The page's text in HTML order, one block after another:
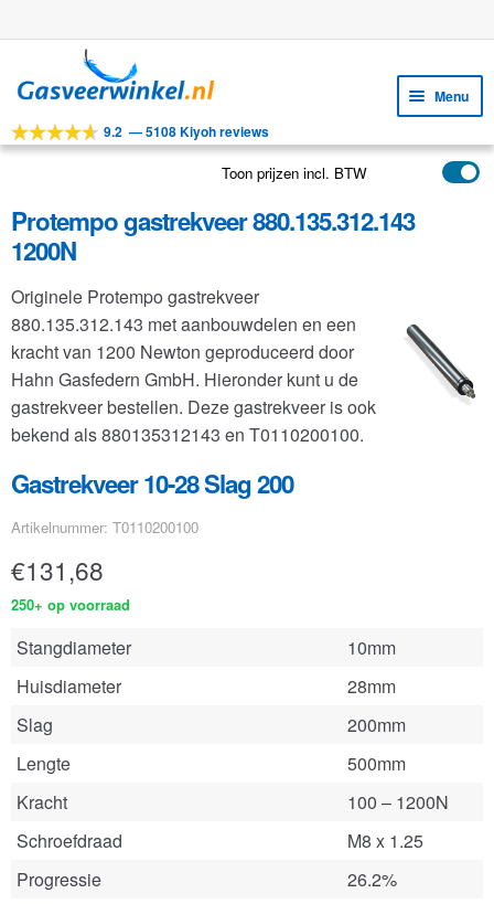
door
navigatie
naar
inhoud
Menu
Tools
Toepassingen
FAQ
9.2 —5108 Kiyoh reviews
Toon prijzen incl. BTW
Protempo gastrekveer 880.135.312.143
1200N
Originele Protempo gastrekveer
880.135.312.143 met aanbouwdelen en een
kracht van 1200 Newton geproduceerd door
Hahn Gasfedern GmbH. Hieronder kunt u de
gastrekveer bestellen. Deze gastrekveer is ook
bekend als 880135312143 en T0110200100.
Gastrekveer 10-28 Slag 200
Artikelnummer: T0110200100
€131,68
250+ op voorraad
Stangdiameter
10mm
Huisdiameter
28mm
Slag
200mm
Lengte
500mm
Kracht
100 – 1200N
Schroefdraad
M8 x 1.25
Progressie
26.2%